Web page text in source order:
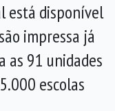
está disponível
impressa já
as 91 unidades
escolas